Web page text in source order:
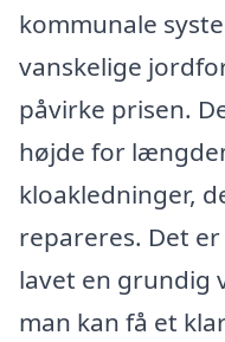
kommunale
vanskelige
påvirke prisen.
højde for
kloakledninger,
repareres. Det
lavet en grundig
man kan få et